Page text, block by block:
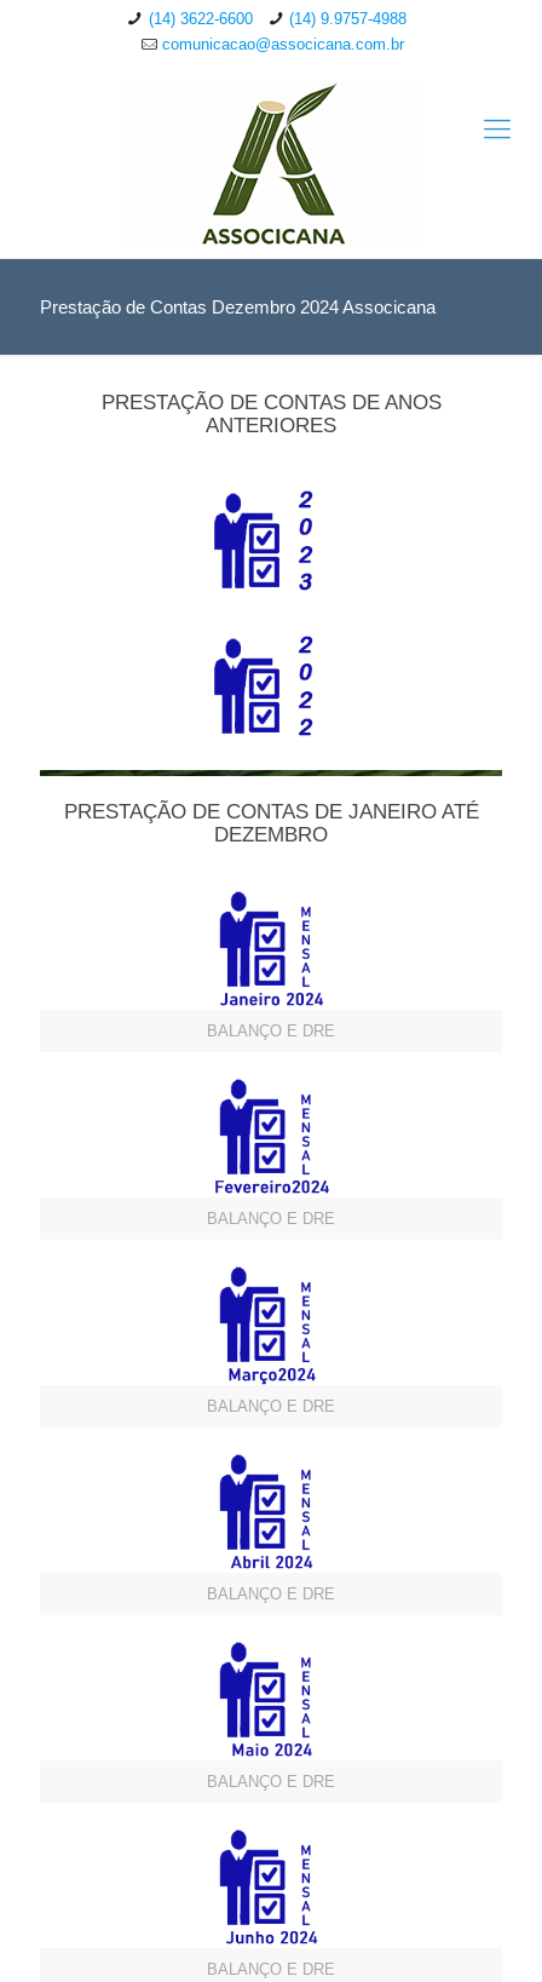
(14) 3622-6600
(14) 9.9757-4988
comunicacao@associcana.com.br
Prestação de Contas Dezembro 2024 Associcana
PRESTAÇÃO DE CONTAS DE ANOS
ANTERIORES
PRESTAÇÃO DE CONTAS DE JANEIRO ATÉ
DEZEMBRO
BALANÇO E DRE
BALANÇO E DRE
BALANÇO E DRE
BALANÇO E DRE
BALANÇO E DRE
BALANÇO E DRE